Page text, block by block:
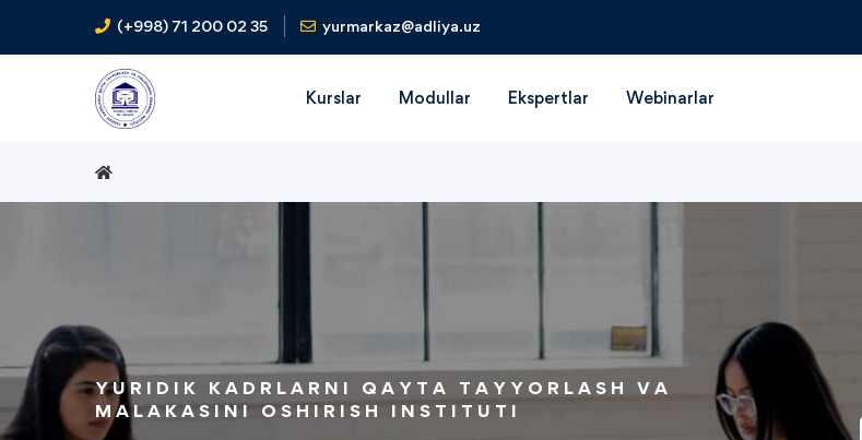
(+998) 71 200 02 35 yurmarkaz@adliya.uz
Kurslar Modullar Ekspertlar Webinarlar
YURIDIK KADRLARNI QAYTA TAYYORLASH VA
MALAKASINI OSHIRISH INSTITUTI